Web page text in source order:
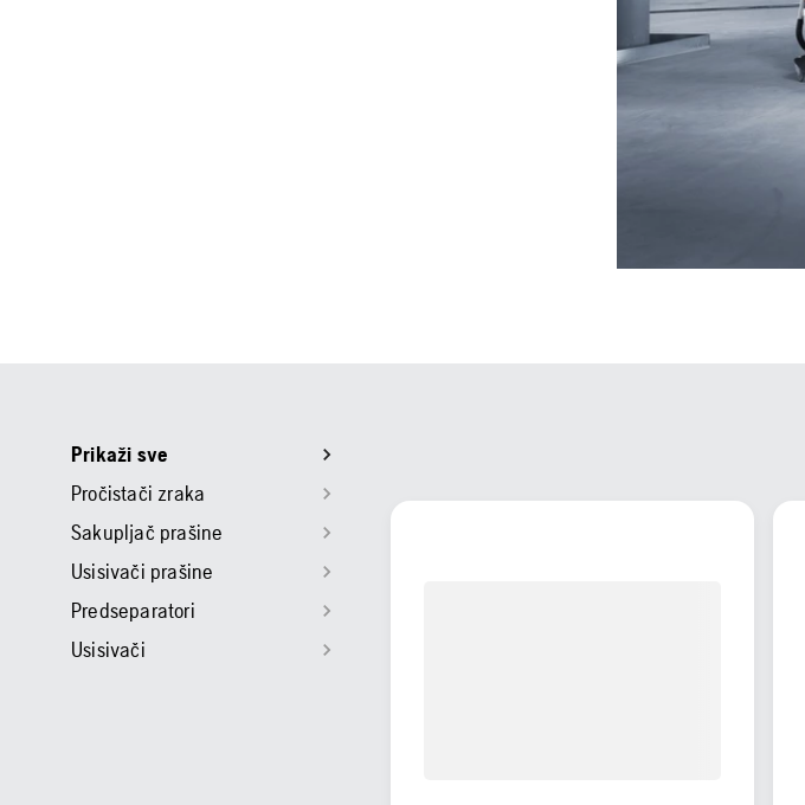
Prikaži sve
Pročistači zraka
Sakupljač prašine
Usisivači prašine
Predseparatori
Usisivači